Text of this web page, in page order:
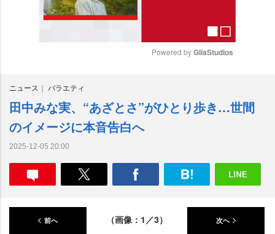
e
Powered by GliaStudios
ニュース バラエティ
田中みな実、“あざとさ”がひとり歩き…世間
のイメージに本音告白へ
2025-12-05 20:00
前へ （画像：1／3） 次へ